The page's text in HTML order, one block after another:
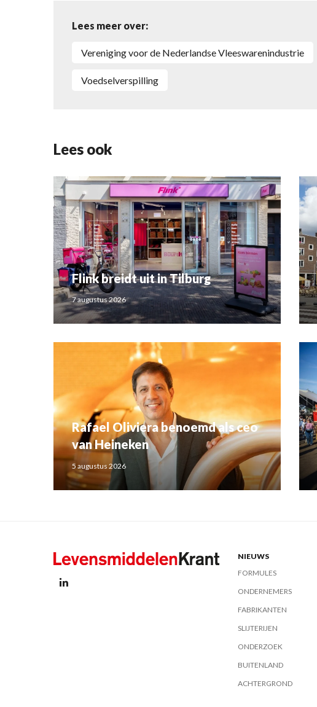
Lees meer over:
Vereniging voor de Nederlandse Vleeswarenindustrie
voedselverspilling
Lees ook
Flink breidt uit in Tilburg
7 augustus 2026
Rafael Oliviera benoemd als ceo
van Heineken
5 augustus 2026
NIEUWS
FORMULES
ONDERNEMERS
FABRIKANTEN
SLIJTERIJEN
ONDERZOEK
BUITENLAND
ACHTERGROND